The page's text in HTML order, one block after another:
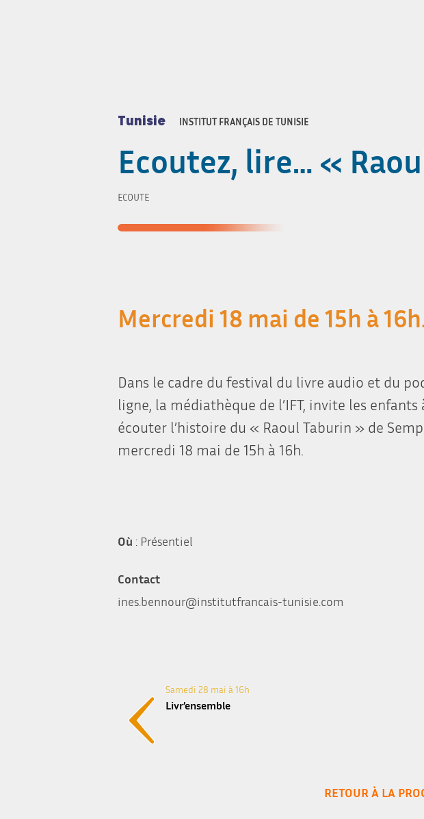
Tunisie INSTITUT FRANÇAIS DE TUNISIE
Ecoutez, lire… «
ECOUTE
Mercredi 18 mai de 15h à
Dans le cadre du festival du livre audio et du
ligne, la médiathèque de l’IFT, invite les enfants
écouter l’histoire du « Raoul Taburin » de
mercredi 18 mai de 15h à 16h.
Où : Présentiel
Contact
ines.bennour@institutfrancais-tunisie.com
Samedi 28 mai à 16h
Livr’ensemble
RETOUR À LA